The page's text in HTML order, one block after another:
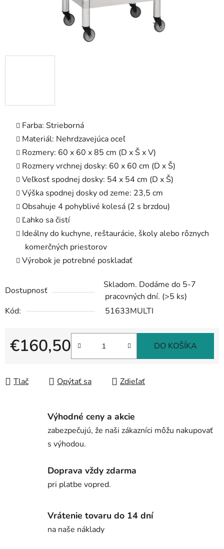
Farba: Strieborná
Materiál: Nehrdzavejúca oceľ
Rozmery: 60 x 60 x 85 cm (D x Š x V)
Rozmery vrchnej dosky: 60 x 60 cm (D x Š)
Veľkosť spodnej dosky: 54 x 54 cm (D x Š)
Výška spodnej dosky od zeme: 23,5 cm
Obsahuje 4 pohyblivé kolesá (2 s brzdou)
Ľahko sa čistí
Ideálny do kuchyne, reštaurácie, školy alebo rôznych
komerčných priestorov
Výrobok je potrebné poskladať
Dostupnosť
Skladom. Dodáme do 5-7
pracovných dní. (>5 ks)
Kód:
51633MULTI
€160,50 DO KOŠÍKA
Tlač Opýtať sa Zdieľať
Výhodné ceny a akcie
zabezpečujú, že naši zákazníci môžu nakupovať
s výhodou.
Doprava vždy zdarma
pri platbe vopred.
Vrátenie tovaru do 14 dní
na naše náklady